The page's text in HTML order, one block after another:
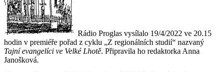
Rádio Proglas vysílalo 19/4/2022 ve 20.15
hodin v premiéře pořad z cyklu „Z regionálních studií“ nazvaný
Tajní evangelíci ve Velké Lhotě. Připravila ho redaktorka Anna
Janošková.